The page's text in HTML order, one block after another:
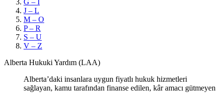
J – L
M – O
P – R
S – U
V – Z
Alberta Hukuki Yardım (LAA)
Alberta’daki insanlara uygun fiyatlı hukuk hizmetleri
sağlayan, kamu tarafından finanse edilen, kâr amacı gütmeyen